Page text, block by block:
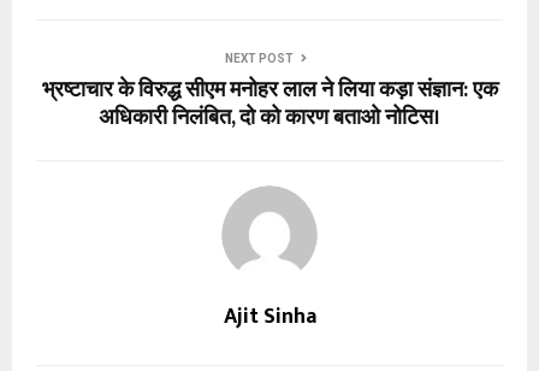
NEXT POST
भ्रष्टाचार के विरुद्ध सीएम मनोहर लाल ने लिया कड़ा संज्ञान: एक
अधिकारी निलंबित, दो को कारण बताओ नोटिस।
Ajit Sinha